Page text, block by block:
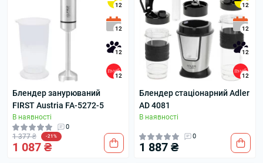
12
12
12
12
Блендер занурюваний
FIRST Austria FA-5272-5
В наявності
0
1 377 ₴ -21%
1 087 ₴
12
12
12
12
Блендер стаціонарний Adler
AD 4081
В наявності
0
1 887 ₴